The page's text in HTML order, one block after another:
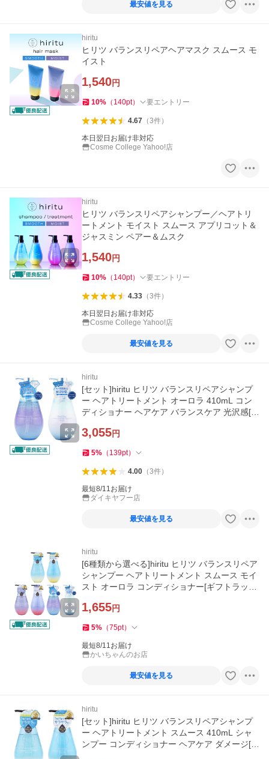
最安値を見る
hiritu
ヒリツ バランスリペアヘアマスク スムース モ
イスト
1,540円
10% （ 140pt） 要エントリー
4.67（3件）
本日翌日お届け非対応
Cosme College Yahoo!店
hiritu
ヒリツ バランスリペアシャンプー／ヘアトリ
ートメント モイスト スムース アプリコット＆
ジャスミン ペアー＆ムスク
1,540円
10% （ 140pt） 要エントリー
4.33（3件）
本日翌日お届け非対応
Cosme College Yahoo!店
最安値を見る
hiritu
[セット]hiritu ヒリツ バランスリペアシャンプ
ー ヘアトリートメント オーロラ 410mL コン
ディショナー ヘアケア バランスケア 光沢感[ギ
3,055円
5% （ 139pt）
4.00（3件）
最短8/11お届け
ダイキヤフー店
最安値を見る
hiritu
[6種類から選べる]hiritu ヒリツ バランスリペア
シャンプー ヘアトリートメント スムース モイ
スト オーロラ コンディショナー[ギフトラッピ
1,655円
5% （75pt）
最短8/11お届け
かいちゃんのお店
最安値を見る
hiritu
[セット]hiritu ヒリツ バランスリペアシャンプ
ー ヘアトリートメント スムース 410mL シャ
ンプー コンディショナー ヘアケア ダメージ[ギ